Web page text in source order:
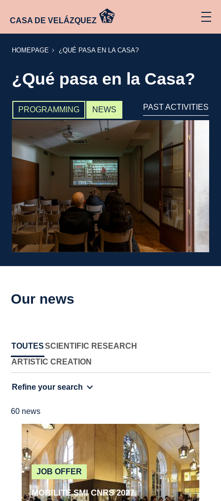
CASA DE VELÁZQUEZ
HOMEPAGE
HOMEPAGE
¿QUÉ
¿QUÉ PASA EN LA CASA?
¿Qué pasa en la Casa?
PROGRAMMING NEWS PAST ACTIVITIES
Our news
TOUTES SCIENTIFIC RESEARCH
ARTISTIC CREATION
Refine your search
60 news
JOB OFFER
MOBILITÉ SMI CNRS 2027